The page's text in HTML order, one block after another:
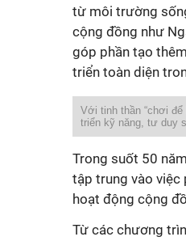
từ môi trường
cộng đồng như
góp phần tạo
triển toàn diện
Với tinh thần “chơi
triển kỹ năng, tư duy
Trong suốt 50
tập trung vào việc
hoạt động cộng
Từ các chương